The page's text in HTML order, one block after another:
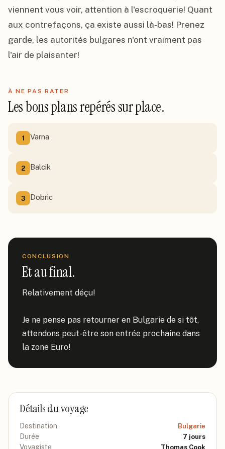
viennent vous voir, attention à l'escroquerie! Quant
aux contrefaçons, ça existe aussi là-bas! Prenez
garde, les autorités bulgares n'ont vraiment pas
l'air de plaisanter!
À NE PAS RATER
Les bons plans repérés sur place.
1 Varna
2 Balcik
3 Dobric
CONCLUSION
Et au final.
Relativement déçu!
Je ne pense pas retourner en Bulgarie de si tôt,
attendons peut-être son entrée prochaine dans
la zone Euro!
Détails du voyage
Destination Bulgarie
Durée 7 jours
Voyagiste Thomas Cook